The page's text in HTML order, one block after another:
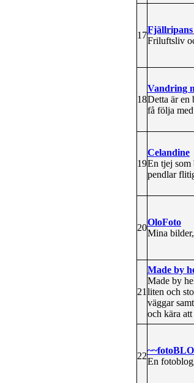
17
Fjällripans
Friluftsliv
18
Vandring
Detta är en
få följa
19
Celandine
En tjej som
pendlar
20
OloFoto
Mina
21
Made by
Made by
liten och
väggar
och kära
22
En